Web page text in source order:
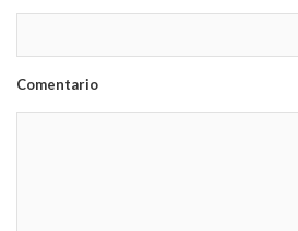
Comentario